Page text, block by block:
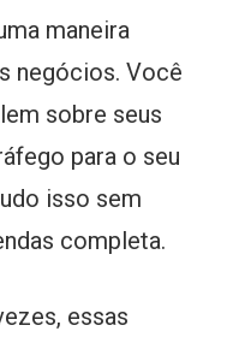
maneira
negócios. Você
sobre seus
para o seu
isso sem
completa.
essas